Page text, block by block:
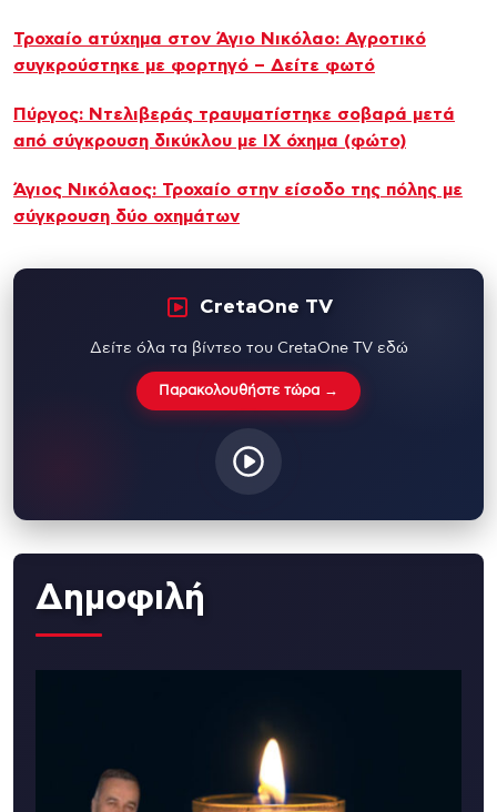
Τροχαίο ατύχημα στον Άγιο Νικόλαο: Αγροτικό
συγκρούστηκε με φορτηγό – Δείτε φωτό
Πύργος: Ντελιβεράς τραυματίστηκε σοβαρά μετά
από σύγκρουση δικύκλου με ΙΧ όχημα (φώτο)
Άγιος Νικόλαος: Τροχαίο στην είσοδο της πόλης με
σύγκρουση δύο οχημάτων
CretaOne TV
Δείτε όλα τα βίντεο του CretaOne TV εδώ
Παρακολουθήστε τώρα →
Δημοφιλή